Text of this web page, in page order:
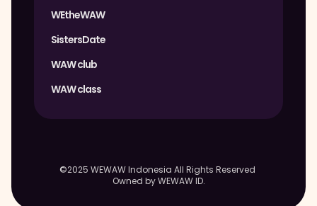
WEtheWAW
SistersDate
WAW club
WAW class
©2025 WEWAW Indonesia All Rights Reserved
Owned by WEWAW ID.